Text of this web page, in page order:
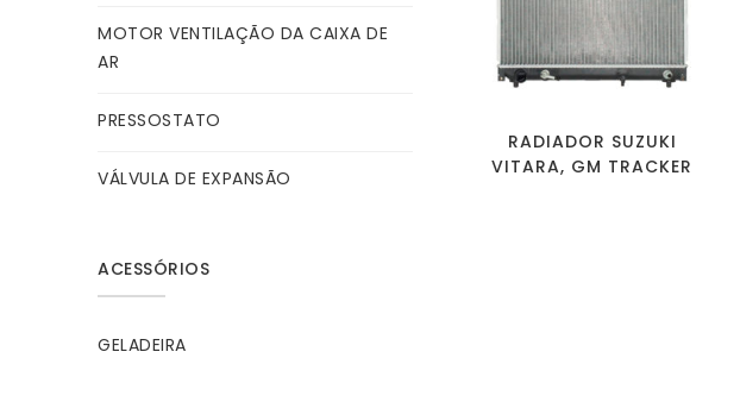
RADIADOR SUZUKI
VITARA, GM TRACKER
MOTOR VENTILAÇÃO DA CAIXA DE
AR
PRESSOSTATO
VÁLVULA DE EXPANSÃO
ACESSÓRIOS
GELADEIRA